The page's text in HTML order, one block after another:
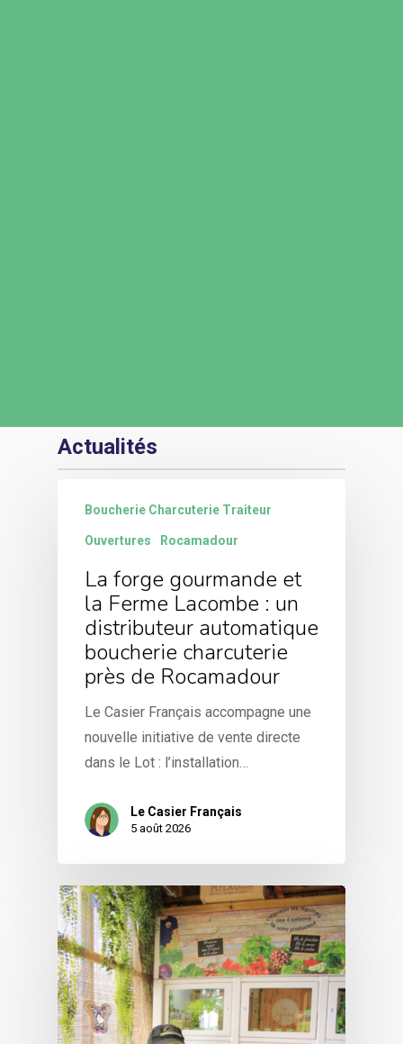
Actualités
Boucherie Charcuterie Traiteur
Ouvertures Rocamadour
La forge gourmande et
la Ferme Lacombe : un
distributeur automatique
boucherie charcuterie
près de Rocamadour
Le Casier Français accompagne une
nouvelle initiative de vente directe
dans le Lot : l’installation…
Le Casier Français
5 août 2026